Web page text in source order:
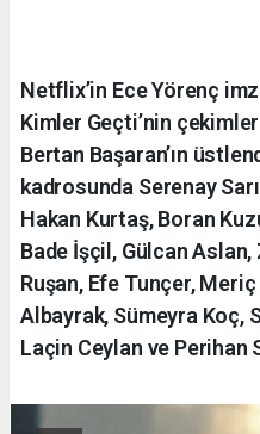
Netflix’in Ece Yörenç
Kimler Geçti’nin
Bertan Başaran’ın
kadrosunda Serenay
Hakan Kurtaş, Boran
Bade İşçil, Gülcan
Ruşan, Efe Tunçer,
Albayrak, Sümeyra Koç,
Laçin Ceylan ve Perihan